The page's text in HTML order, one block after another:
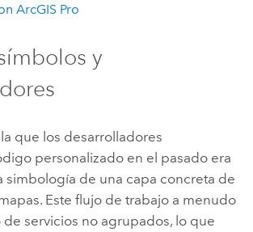
ArcGIS Pro
y
que los desarrolladores
personalizado en el pasado era
simbología de una capa concreta de
Este flujo de trabajo a menudo
servicios no agrupados, lo que